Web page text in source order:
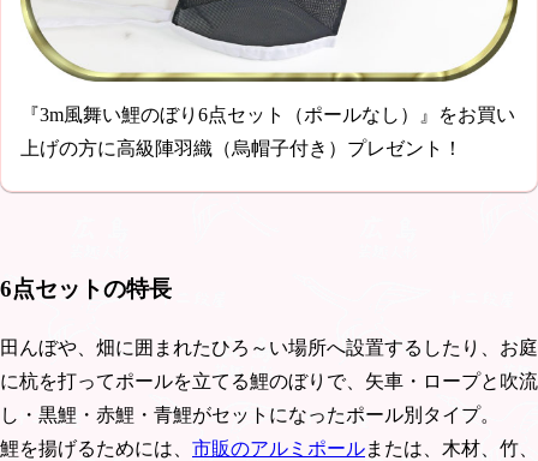
『3m風舞い鯉のぼり6点セット（ポールなし）』をお買い
上げの方に高級陣羽織（烏帽子付き）プレゼント！
6点セットの特長
田んぼや、畑に囲まれたひろ～い場所へ設置するしたり、お庭
に杭を打ってポールを立てる鯉のぼりで、矢車・ロープと吹流
し・黒鯉・赤鯉・青鯉がセットになったポール別タイプ。
鯉を揚げるためには、 市販のアルミポールまたは、木材、竹、